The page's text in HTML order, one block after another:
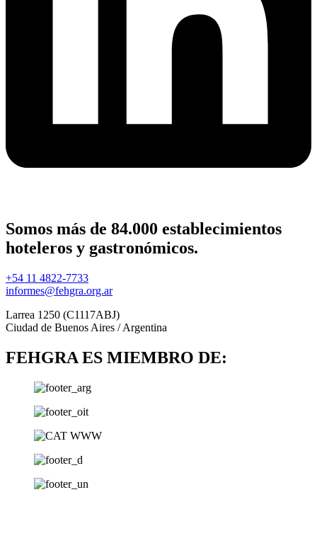
Somos más de 84.000 establecimientos
hoteleros y gastronómicos.
+54 11 4822-7733
informes@fehgra.org.ar
Larrea 1250 (C1117ABJ)
Ciudad de Buenos Aires / Argentina
FEHGRA ES MIEMBRO DE: